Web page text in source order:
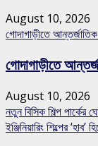
August 10, 2026
গোদাগাড়ীতে
গোদাগাড়ীতে
August 10, 2026
নতুন বিসিক শিল্প পার্কের
ইঞ্জিনিয়ারিং শিল্পের